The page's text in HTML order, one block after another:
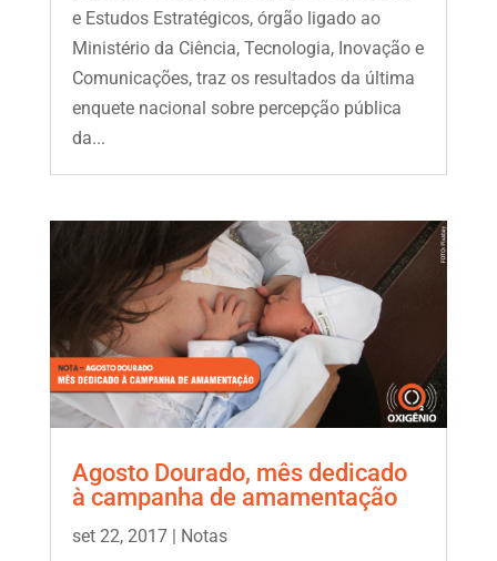
e Estudos Estratégicos, órgão ligado ao
Ministério da Ciência, Tecnologia, Inovação e
Comunicações, traz os resultados da última
enquete nacional sobre percepção pública
da...
Agosto Dourado, mês dedicado
à campanha de amamentação
set 22, 2017| Notas